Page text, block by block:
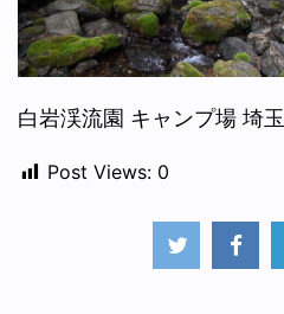
白岩渓流園 キャンプ場 埼玉
Post Views: 0